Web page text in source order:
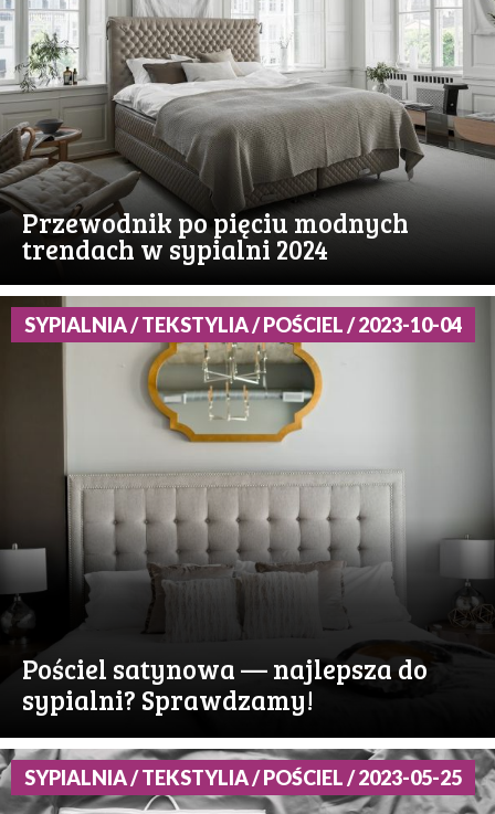
Przewodnik po pięciu modnych
trendach w sypialni 2024
SYPIALNIA / TEKSTYLIA / POŚCIEL / 2023-10-04
Pościel satynowa — najlepsza do
sypialni? Sprawdzamy!
SYPIALNIA / TEKSTYLIA / POŚCIEL / 2023-05-25